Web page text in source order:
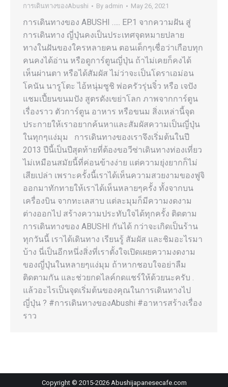
การเดินทางของAbushi By admin May 26, 2021
การเดินทางของ ABUSHI ….. EP.1 จากความฝัน สู่
การเดินทาง ญี่ปุ่นคงเป็นประเทศจุดหมายปลาย
ทางในฝันของใครหลายคน ตอนเด็กๆเชื่อว่าเกือบทุก
คนคงได้อ่าน หรือดูการ์ตูนญี่ปุ่น ถ้าไม่เคยก็คงได้
เห็นผ่านตา หรือได้สัมผัส ไม่ว่าจะเป็นโดราเอม่อน
โคนัน นารูโตะ ไอ้หนุ่มซูชิ พ่อครัวรุ่นจิ๋ว หรือ เจปัง
แชมเปี้ยนขนมปัง สูตรดังเขย่าโลก ภาพจากการ์ตูน
เรื่องราว ตัวการ์ตูน อาหาร หรือขนม สิ่งเหล่านี้จุด
ประกายให้เราอยากค้นหาและสัมผัสความเป็นญี่ปุ่น
ในทุกๆแง่มุม การเดินทางของเราจึงเริ่มต้นในปี
2013 ปีนี้เป็นปีสุดท้ายที่ต้องขอวีซ่าเดินทางท่องเที่ยว
ไม่เหมือนสมัยนี้ที่ค่อนข้างง่าย แต่ความยุ่งยากก็ไม่
เสียเปล่า เพราะครั้งนี้เราได้เห็นความสวยงามของฟูจิ
ออกมาทักทายให้เราได้เห็นหลายๆครั้ง ทั้งจากบน
เครื่องบิน จากทะเลสาบ แต่ละมุมก็มีความงดงาม
ต่างออกไป สร้างความประทับใจได้ทุกครั้ง ติดตาม
การเดินทางของ ABUSHI กันได้ กว่าจะเกิดเป็นร้าน
ทุกวันนี้ เราได้เดินทาง เรียนรู้ สัมผัส และชิมอะไรมา
บ้าง นี่เป็นอีกหนึ่งสิ่งที่เราตั้งใจเปิดเผยความงดงาม
ของญี่ปุ่นในหลายๆแง่มุม ถ้าหากชอบใจอย่าลืม
ติดตามกัน และช่วยกดไลค์กดแชร์ให้ด้วยนะครับ .
แล้วอะไรเป็นจุดเริ่มต้นของคุณในการเดินทางไป
ญี่ปุ่น ? #การเดินทางของAbushi #อาหารสร้างเรื่อง
ราว
Copyright © 2015-2026Abushijapanesecafe.com